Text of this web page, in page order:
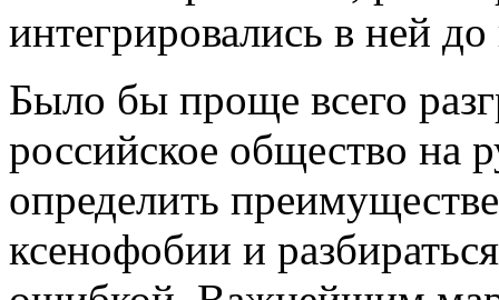
интегрировались в ней
Было бы проще всего
российское общество на
определить
ксенофобии и